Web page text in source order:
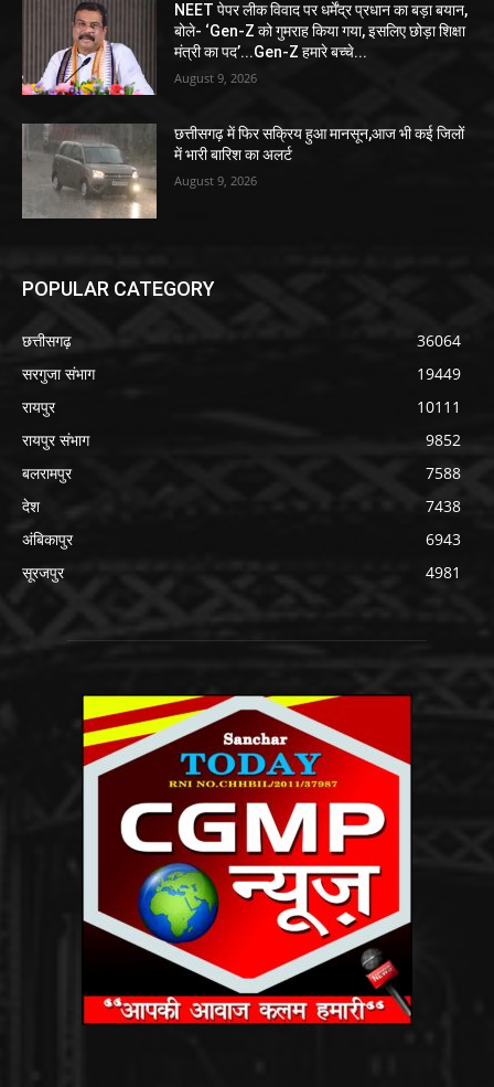
NEET पेपर लीक विवाद पर धर्मेंद्र प्रधान का बड़ा बयान,
बोले- ‘Gen-Z को गुमराह किया गया, इसलिए छोड़ा शिक्षा
मंत्री का पद’...Gen-Z हमारे बच्चे...
August 9, 2026
छत्तीसगढ़ में फिर सक्रिय हुआ मानसून,आज भी कई जिलों
में भारी बारिश का अलर्ट
August 9, 2026
POPULAR CATEGORY
छत्तीसगढ़
36064
सरगुजा संभाग
19449
रायपुर
10111
रायपुर संभाग
9852
बलरामपुर
7588
देश
7438
अंबिकापुर
6943
सूरजपुर
4981